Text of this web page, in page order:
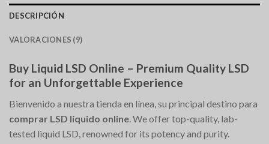
DESCRIPCIÓN
VALORACIONES (9)
Buy Liquid LSD Online – Premium Quality LSD
for an Unforgettable Experience
Bienvenido a nuestra tienda en línea, su principal destino para
comprar LSD líquido online . We offer top-quality, lab-
tested liquid LSD, renowned for its potency and purity.